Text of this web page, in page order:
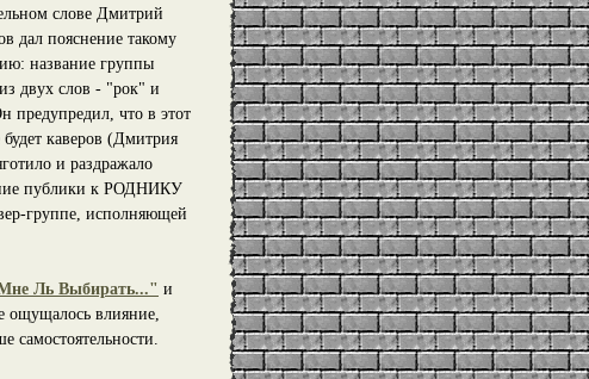
слове Дмитрий
дал пояснение такому
название группы
двух слов - "рок" и
предупредил, что в этот
будет каверов (Дмитрия
и раздражало
публики к РОДНИКУ
группе, исполняющей
Ль Выбирать..." и
ощущалось влияние,
самостоятельности.